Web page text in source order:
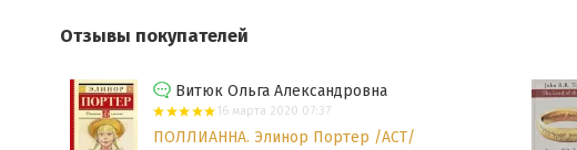
Отзывы покупателей
Витюк Ольга Александровна
16 марта 2020 07:37
ПОЛЛИАННА. Элинор Портер /АСТ/